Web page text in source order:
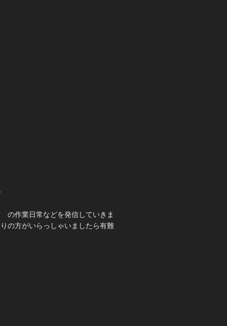
作業日常などを発信していきま
の方がいらっしゃいましたら有難